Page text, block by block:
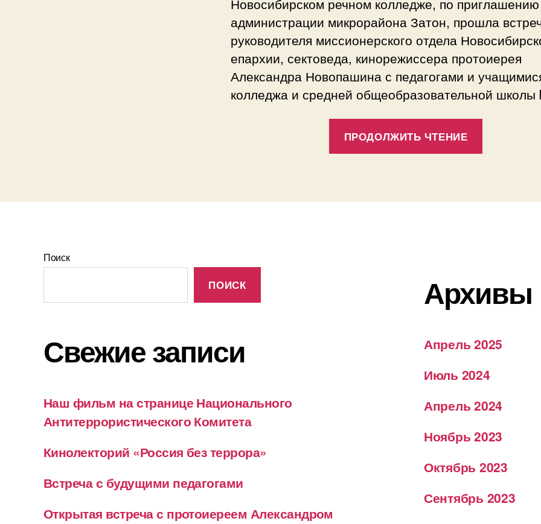
администрации микрорайона Затон, прошла
руководителя миссионерского отдела
епархии, сектоведа, кинорежиссера протоиерея
Александра Новопашина с педагогами и
колледжа и средней общеобразовательной
ПРОДОЛЖИТЬ ЧТЕНИЕ
Поиск
ПОИСК
Свежие записи
Наш фильм на странице Национального
Антитеррористического Комитета
Кинолекторий «Россия без террора»
Встреча с будущими педагогами
Открытая встреча с протоиереем Александром
Архивы
Апрель 2025
Июль 2024
Апрель 2024
Ноябрь 2023
Октябрь 2023
Сентябрь 2023